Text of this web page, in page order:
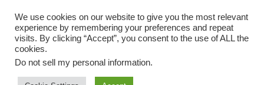
Copyright © 2026 INDEPENDENT NEWS. All rights
We use cookies on our website to give you the most relevant
experience by remembering your preferences and repeat
visits. By clicking “Accept”, you consent to the use of ALL the
cookies.
Do not sell my personal information.